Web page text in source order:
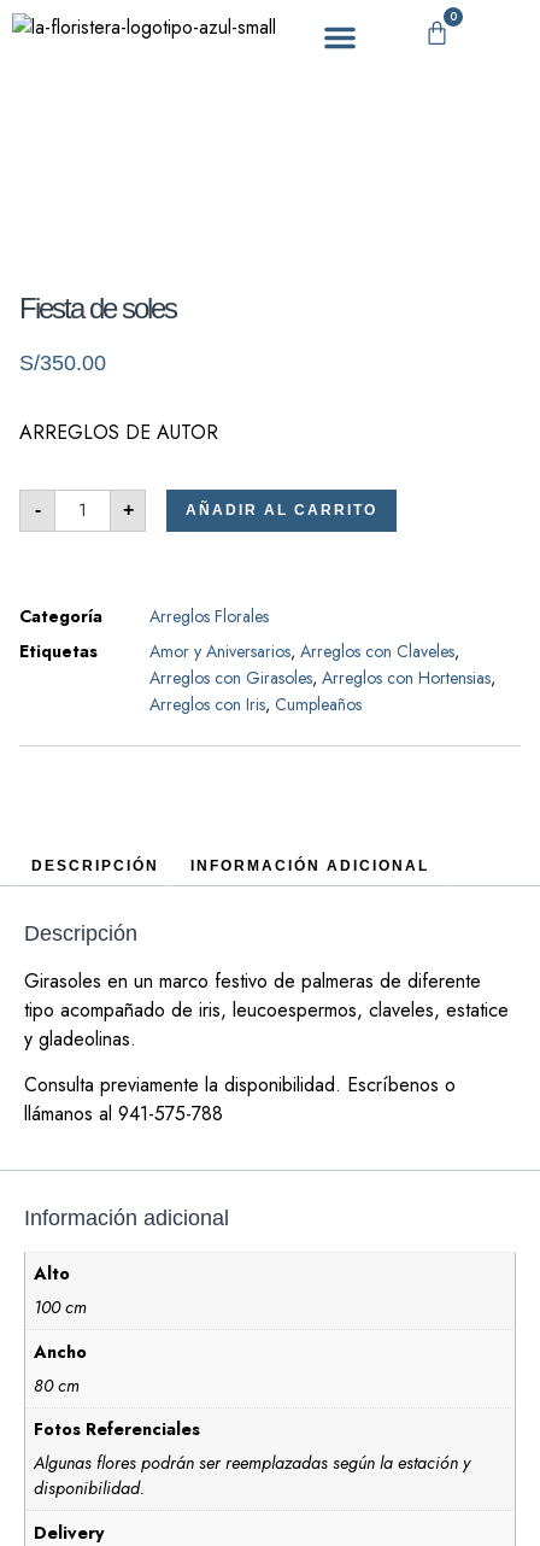
0
Fiesta de soles
S/350.00
ARREGLOS DE AUTOR
- + AÑADIR AL CARRITO
Categoría
Arreglos Florales
Etiquetas
Amor y Aniversarios, Arreglos con Claveles,
Arreglos con Girasoles, Arreglos con Hortensias,
Arreglos con Iris, Cumpleaños
DESCRIPCIÓN INFORMACIÓN ADICIONAL
Descripción
Girasoles en un marco festivo de palmeras de diferente
tipo acompañado de iris, leucoespermos, claveles, estatice
y gladeolinas.
Consulta previamente la disponibilidad. Escríbenos o
llámanos al 941-575-788
Información adicional
Alto
100 cm
Ancho
80 cm
Fotos Referenciales
Algunas flores podrán ser reemplazadas según la estación y
disponibilidad.
Delivery